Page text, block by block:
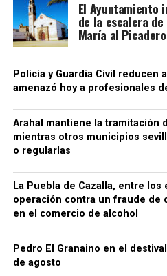
patios .
especialmente al público
El viernes 26 de diciembre, a
Plaza de la Constitución
Fiesta de Precampanadas,
Ayuntamiento con la
de enfermos de Alzheimer
jornada pensada para
de Año en clave festiva y
La programación de
27, a las 17:30 horas, con el
Cenicienta” en el Auditorio
con entradas al precio de 2
El Ayuntamiento
de la escalera
María al Picadero
Policia y Guardia Civil reducen
amenazó hoy a profesionales
Arahal mantiene la tramitación
mientras otros municipios
o regularlas
La Puebla de Cazalla, entre
operación contra un fraude de
en el comercio de alcohol
Pedro El Granaino en el
de agosto